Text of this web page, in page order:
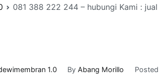
081 388 222 244 – hubungi Kami :
1.0 ByAbang Morillo Posted